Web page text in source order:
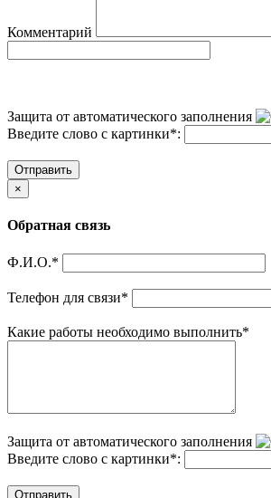
Комментарий
Защита от автоматического заполнения
Введите слово с картинки*:
Отправить
×
Обратная связь
Ф.И.О.*
Телефон для связи*
Какие работы необходимо выполнить*
Защита от автоматического заполнения
Введите слово с картинки*:
Отправить